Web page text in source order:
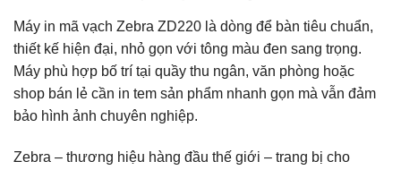
Máy in mã vạch Zebra ZD220 là dòng để bàn tiêu chuẩn,
thiết kế hiện đại, nhỏ gọn với tông màu đen sang trọng.
Máy phù hợp bố trí tại quầy thu ngân, văn phòng hoặc
shop bán lẻ cần in tem sản phẩm nhanh gọn mà vẫn đảm
bảo hình ảnh chuyên nghiệp.
Zebra – thương hiệu hàng đầu thế giới – trang bị cho